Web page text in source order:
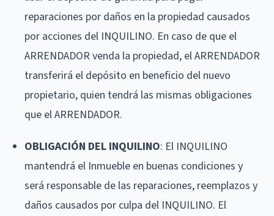
reparaciones por daños en la propiedad causados
por acciones del INQUILINO. En caso de que el
ARRENDADOR venda la propiedad, el ARRENDADOR
transferirá el depósito en beneficio del nuevo
propietario, quien tendrá las mismas obligaciones
que el ARRENDADOR.
OBLIGACIÓN DEL INQUILINO: El INQUILINO
mantendrá el Inmueble en buenas condiciones y
será responsable de las reparaciones, reemplazos y
daños causados por culpa del INQUILINO. El